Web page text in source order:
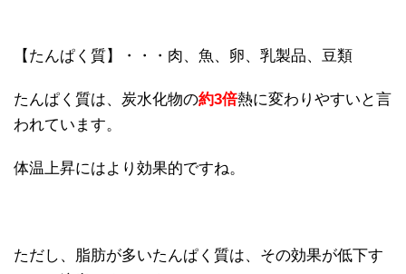
【たんぱく質】・・・肉、魚、卵、乳製品、豆類
たんぱく質は、炭水化物の約3倍熱に変わりやすいと言
われています。
体温上昇にはより効果的ですね。
ただし、脂肪が多いたんぱく質は、その効果が低下す